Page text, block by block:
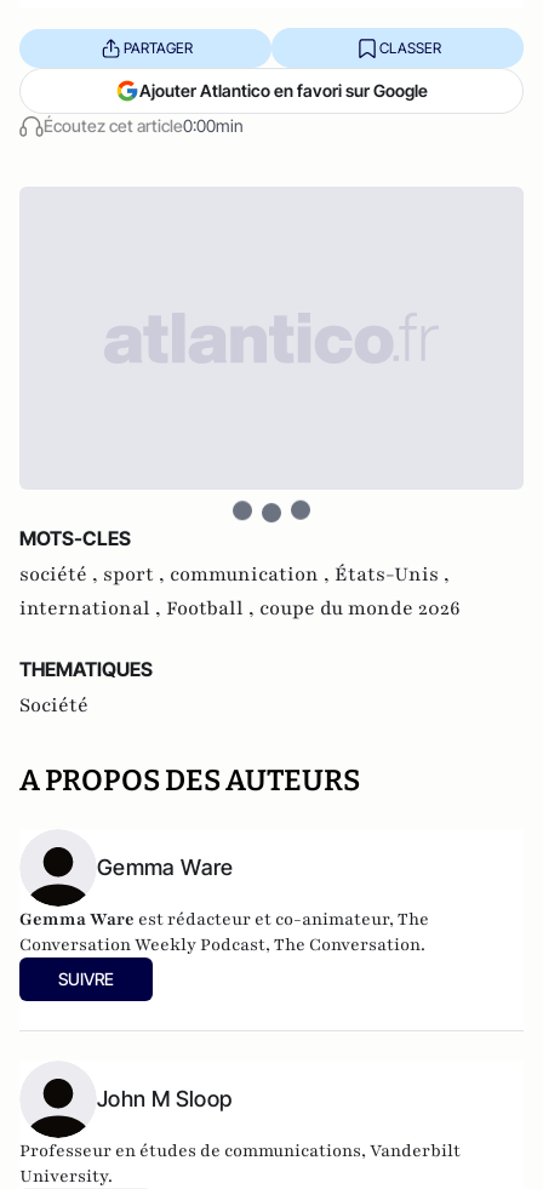
Écoutez cet article0:00min
PARTAGER CLASSER
Ajouter Atlantico en favori sur Google
MOTS-CLES
société , sport , communication , États-Unis ,
international , Football , coupe du monde 2026
THEMATIQUES
Société
A PROPOS DES AUTEURS
Gemma Ware
Gemma Ware est rédacteur et co-animateur, The
Conversation Weekly Podcast, The Conversation.
SUIVRE
John M Sloop
Professeur en études de communications, Vanderbilt
University.